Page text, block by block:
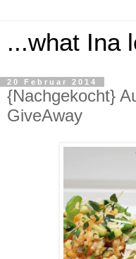
...what Ina
20 Februar 2014
{Nachgekocht}
GiveAway